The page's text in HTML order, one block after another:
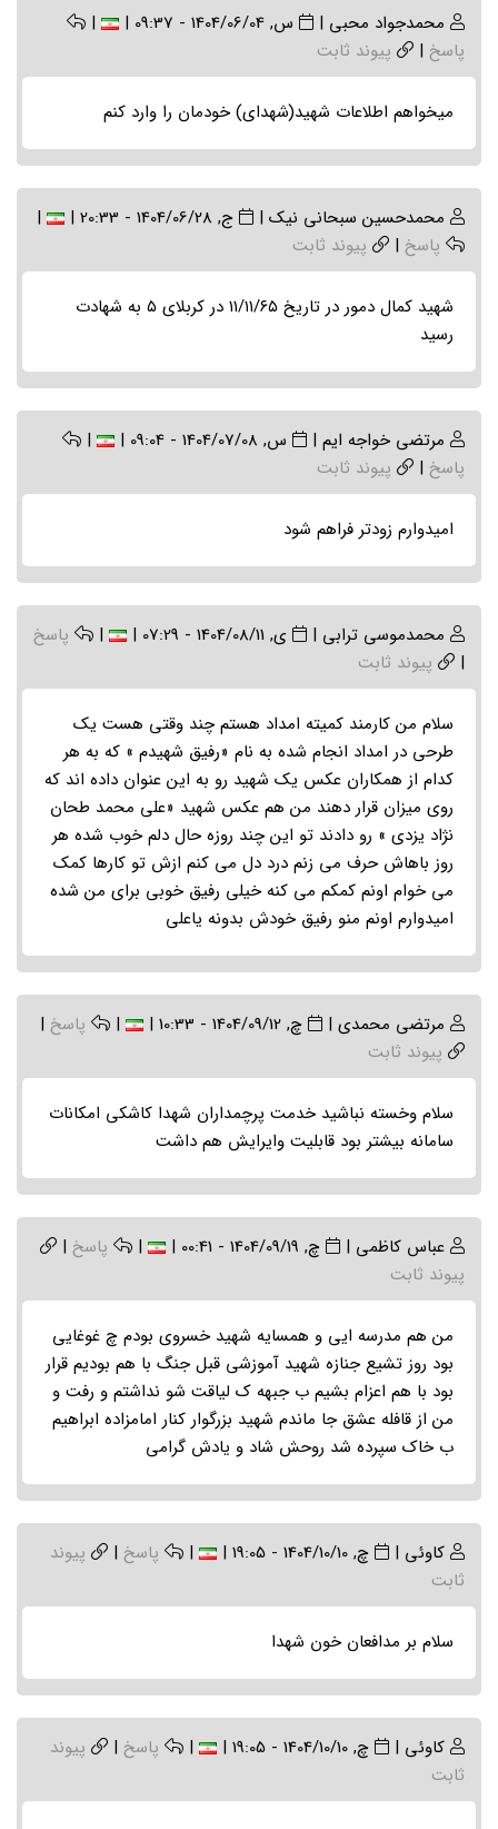
محمدجواد محبی | س, 1404/06/04 - 09:37 |
|
پاسخ | پیوند ثابت
میخواهم اطلاعات شهید(شهدای) خودمان را وارد کنم
محمدحسين سبحانی نیک | ج, 1404/06/28 - 20:33 |
|
پاسخ | پیوند ثابت
شهید کمال دمور در تاریخ ۱۱/۱۱/۶۵ در کربلای ۵ به شهادت
رسید
مرتضی خواجه ایم | س, 1404/07/08 - 09:04 |
|
پاسخ | پیوند ثابت
امیدوارم زودتر فراهم شود
محمدموسی ترابی | ی, 1404/08/11 - 07:29 |
|
پاسخ
|
پیوند ثابت
سلام من کارمند کمیته امداد هستم چند وقتی هست یک
طرحی در امداد انجام شده به نام «رفیق شهیدم » که به هر
کدام از همکاران عکس یک شهید رو به این عنوان داده اند که
روی میزان قرار دهند من هم عکس شهید «علی محمد طحان
نژاد یزدی » رو دادند تو این چند روزه حال دلم خوب شده هر
روز باهاش حرف می زنم درد دل می کنم ازش تو کارها کمک
می خوام اونم کمکم می کنه خیلی رفیق خوبی برای من شده
امیدوارم اونم منو رفیق خودش بدونه یاعلی
مرتضی محمدی | چ, 1404/09/12 - 10:33 |
| پاسخ |
پیوند ثابت
سلام وخسته نباشید خدمت پرچمداران شهدا کاشکی امکانات
سامانه بیشتر بود قابلیت وایرایش هم داشت
عباس کاظمی | چ, 1404/09/19 - 00:41 |
| پاسخ |
پیوند ثابت
من هم مدرسه ایی و همسایه شهید خسروی بودم چ غوغایی
بود روز تشیع جنازه شهید آموزشی قبل جنگ با هم بودیم قرار
بود با هم اعزام بشیم ب جبهه ک لیاقت شو نداشتم و رفت و
من از قافله عشق جا ماندم شهید بزرگوار کنار امامزاده ابراهیم
ب خاک سپرده شد روحش شاد و یادش گرامی
کاوئی | چ, 1404/10/10 - 19:05 |
| پاسخ |
پیوند
ثابت
سلام بر مدافعان خون شهدا
کاوئی | چ, 1404/10/10 - 19:05 |
| پاسخ |
پیوند
ثابت